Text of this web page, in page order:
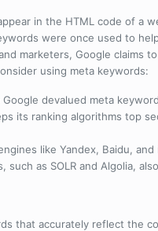
in the HTML code of a
were once used to
marketers, Google claims
using meta keywords:
Google devalued meta
its ranking algorithms top
like Yandex, Baidu,
such as SOLR and Algolia,
that accurately reflect the